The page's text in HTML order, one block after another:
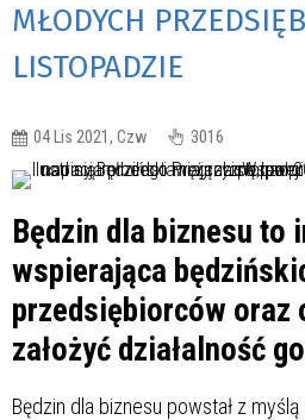
MŁODYCH
LISTOPADZIE
04 Lis 2021, Czw 3016
Będzin dla biznesu to
wspierająca
przedsiębiorców oraz
założyć działalność
Będzin dla biznesu powstał z